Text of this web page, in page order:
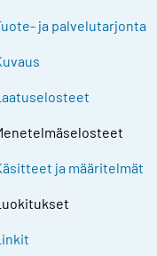
ja palvelutarjonta
ja määritelmät